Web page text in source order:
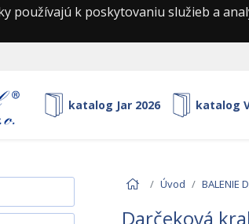
používajú k poskytovaniu služieb a
katalog Jar 2026 katalog
Úvod BALENIE
Darčeková